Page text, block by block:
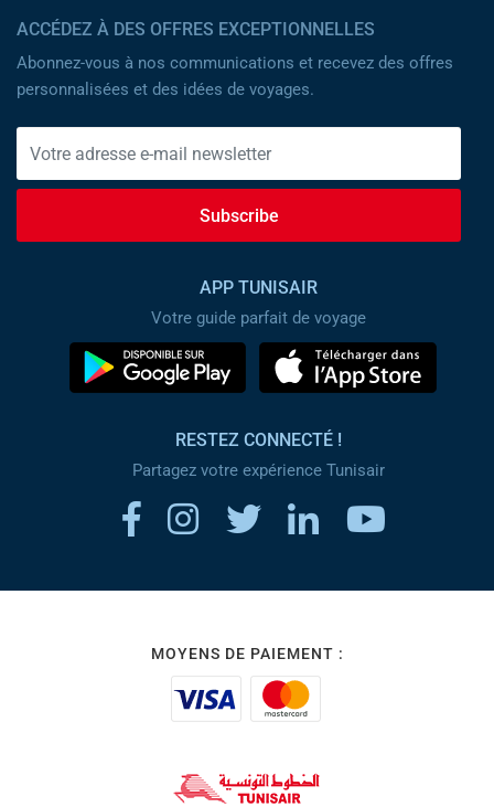
ACCÉDEZ À DES OFFRES EXCEPTIONNELLES
Abonnez-vous à nos communications et recevez des offres
personnalisées et des idées de voyages.
Subscribe
APP TUNISAIR
Votre guide parfait de voyage
RESTEZ CONNECTÉ !
Partagez votre expérience Tunisair
MOYENS DE PAIEMENT :